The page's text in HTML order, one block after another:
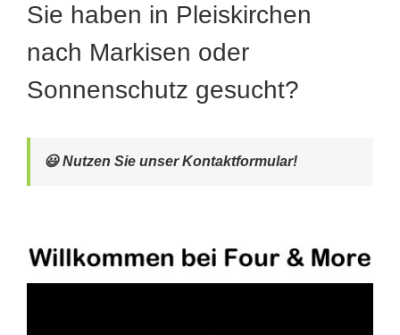
Sie haben in Pleiskirchen
nach Markisen oder
Sonnenschutz gesucht?
😃 Nutzen Sie unser Kontaktformular!